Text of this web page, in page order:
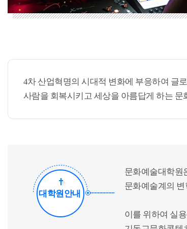
4차 산업혁명의 시대적 변화에 부응하여 글
사람을 회복시키고 세상을 아름답게 하는
대학원안내
문화예술대학원
문화예술계의
이를 위하여 실